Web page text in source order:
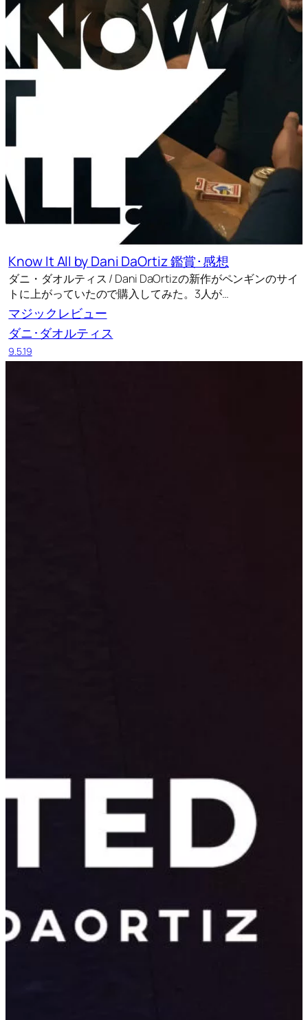
Know It All by Dani DaOrtiz 鑑賞･感想
ダニ・ダオルティス / Dani DaOrtizの新作がペンギンのサイ
トに上がっていたので購入してみた。3人が…
マジックレビュー
ダニ･ダオルティス
9.5.19